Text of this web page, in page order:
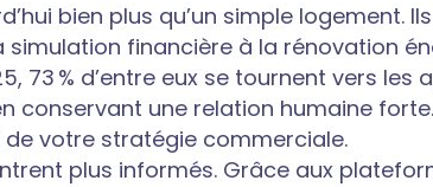
bien plus qu’un simple logement.
financière à la rénovation
73 % d’entre eux se tournent vers les
conservant une relation humaine
votre stratégie commerciale.
plus informés. Grâce aux